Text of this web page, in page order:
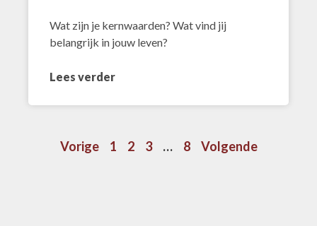
Wat zijn je kernwaarden? Wat vind jij
belangrijk in jouw leven?
Lees verder
Vorige 1 2 3 … 8 Volgende